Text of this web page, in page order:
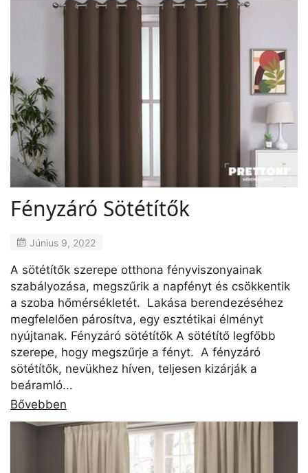
Fényzáró Sötétítők
Június 9, 2022
A sötétítők szerepe otthona fényviszonyainak
szabályozása, megszűrik a napfényt és csökkentik
a szoba hőmérsékletét. Lakása berendezéséhez
megfelelően párosítva, egy esztétikai élményt
nyújtanak. Fényzáró sötétítők A sötétítő legfőbb
szerepe, hogy megszűrje a fényt. A fényzáró
sötétítők, nevükhez híven, teljesen kizárják a
beáramló...
Bővebben